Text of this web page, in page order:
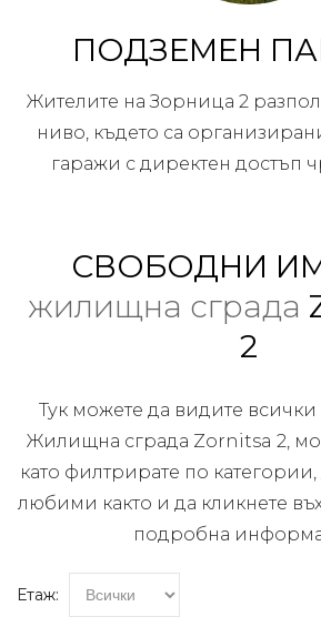
ПОДЗЕМЕН
Жителите на Зорница 2
ниво, където са
гаражи с директен достъп
СВОБОДНИ
жилищна сграда
2
Тук можете да видите
Жилищна сграда Zornitsa 2,
като филтрирате по
любими както и да кликнете
подробна
Етаж: